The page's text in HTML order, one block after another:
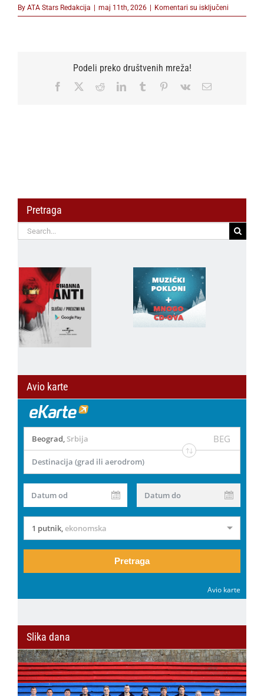
By ATA Stars Redakcija | maj 11th, 2026 | Komentari su isključeni
Boxoffice
Podeli preko društvenih mreža!
Facebook RedditLinkedInTumblr Pinterest
Vk Email
Pretraga
Search
for:
Avio karte
Beograd, Srbija BEG
Destinacija (grad ili aerodrom)
Datum od Datum do
1 putnik,ekonomska
Pretraga
Avio karte
Slika dana